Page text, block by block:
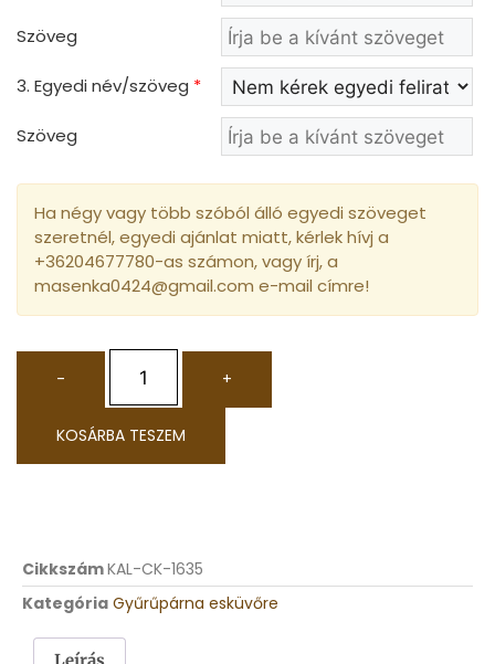
Szöveg
3. Egyedi név/szöveg *
Szöveg
Ha négy vagy több szóból álló egyedi szöveget
szeretnél, egyedi ajánlat miatt, kérlek hívj a
+36204677780-as számon, vagy írj, a
masenka0424@gmail.com e-mail címre!
- +
KOSÁRBA TESZEM
CikkszámKAL-CK-1635
Kategória Gyűrűpárna esküvőre